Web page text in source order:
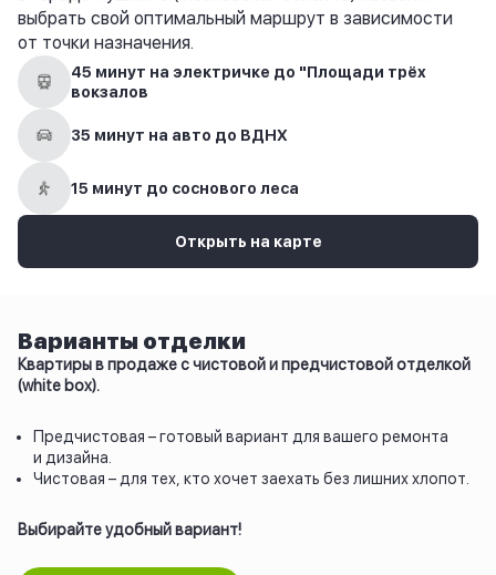
выбрать свой оптимальный маршрут в зависимости
от точки назначения.
45 минут на электричке до "Площади трёх
вокзалов
35 минут на авто до ВДНХ
15 минут до соснового леса
Открыть на карте
Варианты отделки
Квартиры в продаже с чистовой и предчистовой отделкой
(white box).
Предчистовая – готовый вариант для вашего ремонта
и дизайна.
Чистовая – для тех, кто хочет заехать без лишних хлопот.
Выбирайте удобный вариант!